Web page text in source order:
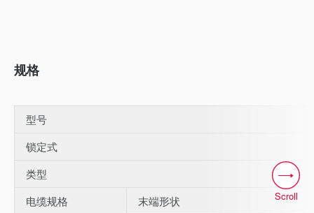
规格
型号
锁定式
类型
电缆规格
末端形状
Scroll